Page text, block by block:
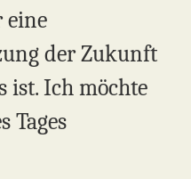
eine
der Zukunft
ist. Ich möchte
Tages